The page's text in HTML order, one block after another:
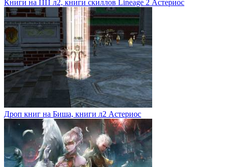
Книги на ПП л2, книги скиллов Lineage 2 Астериос
Дроп книг на Биша, книги л2 Астериос